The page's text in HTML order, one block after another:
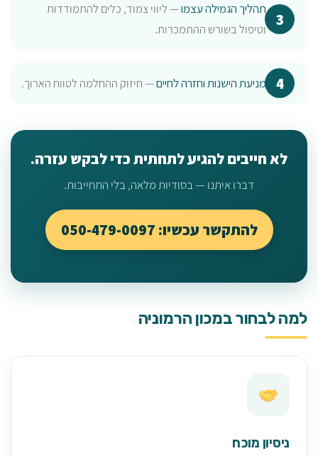
תהליך הגמילה עצמו— ליווי צמוד, כלים להתמודדות
וטיפול בשורש ההתמכרות.
מניעת הישנות וחזרה לחיים— חיזוק ההחלמה לטווח הארוך.
לא חייבים להגיע לתחתית כדי לבקש עזרה.
דברו איתנו — בסודיות מלאה, בלי התחייבות.
להתקשר עכשיו: 050-479-0097
למה לבחור במכון הרמוניה
ניסיון מוכח